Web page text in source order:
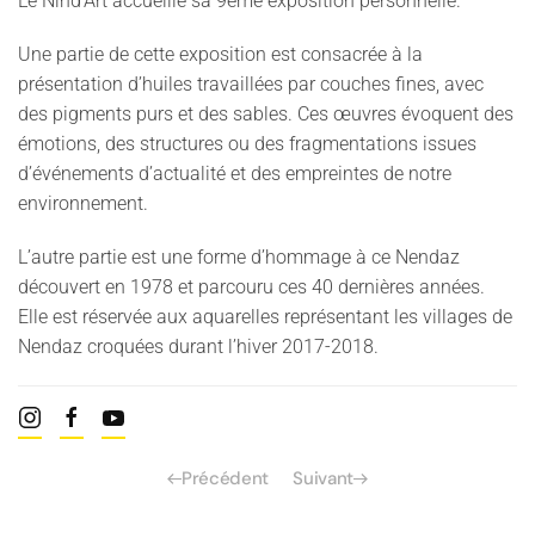
Une partie de cette exposition est consacrée à la
présentation d’huiles travaillées par couches fines, avec
des pigments purs et des sables. Ces œuvres évoquent des
émotions, des structures ou des fragmentations issues
d’événements d’actualité et des empreintes de notre
environnement.
L’autre partie est une forme d’hommage à ce Nendaz
découvert en 1978 et parcouru ces 40 dernières années.
Elle est réservée aux aquarelles représentant les villages de
Nendaz croquées durant l’hiver 2017-2018.
Précédent Suivant